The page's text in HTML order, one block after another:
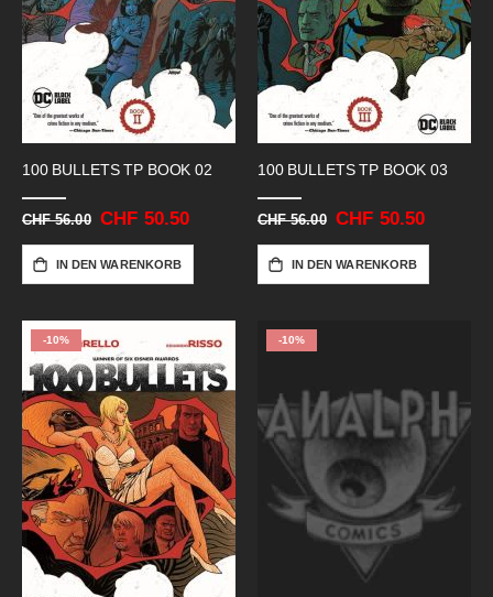
100 BULLETS TP BOOK 02
CHF 56.00 Sonderangebot
CHF 50.50
IN DEN WARENKORB
100 BULLETS TP BOOK 03
CHF 56.00 Sonderangebot
CHF 50.50
IN DEN WARENKORB
-10% -10%